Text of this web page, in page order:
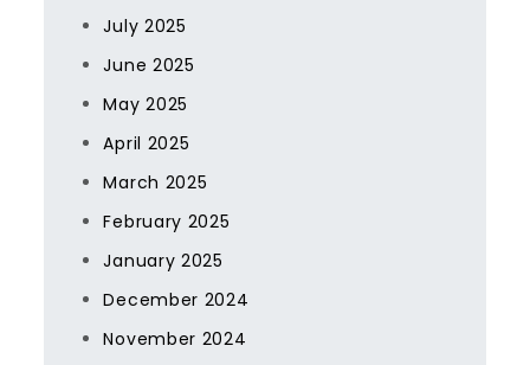
July 2025
June 2025
May 2025
April 2025
March 2025
February 2025
January 2025
December 2024
November 2024